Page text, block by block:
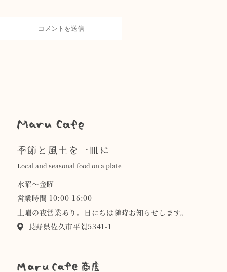
季節と風土を一皿に
Local and seasonal food on a plate
水曜〜金曜
営業時間 10:00-16:00
土曜の夜営業あり。日にちは随時お知らせします。
長野県佐久市平賀5341-1